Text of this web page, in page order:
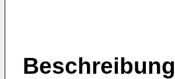
Beschreibung